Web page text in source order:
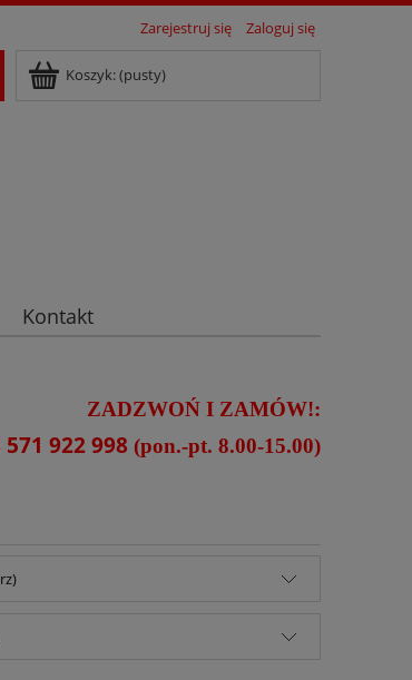
Zarejestruj się Zaloguj się
Koszyk:(pusty)
Kontakt
ZADZWOŃ I ZAMÓW!:
571 922 998 (pon.-pt. 8.00-15.00)